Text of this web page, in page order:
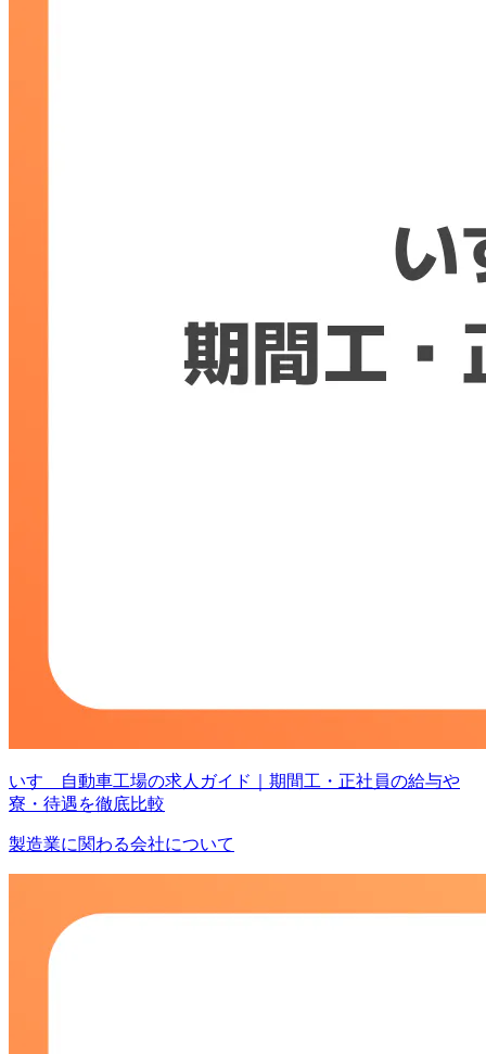
いすゞ自動車工場の求人ガイド｜期間工・正社員の給与や
寮・待遇を徹底比較
製造業に関わる会社について